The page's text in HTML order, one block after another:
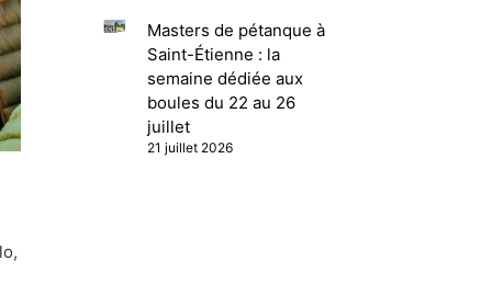
Masters de pétanque à
Saint-Étienne : la
semaine dédiée aux
boules du 22 au 26
juillet
21 juillet 2026